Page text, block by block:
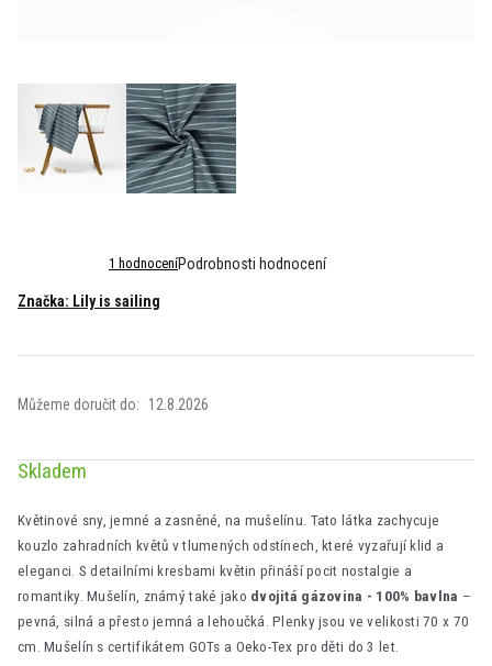
produktu
hvězdiček.
1 hodnoceníPodrobnosti hodnocení
Značka: Lily is sailing
Skladem
Můžeme doručit do: 12.8.2026
Květinové sny, jemné a zasněné, na mušelínu. Tato látka zachycuje
kouzlo zahradních květů v tlumených odstínech, které vyzařují klid a
eleganci. S detailními kresbami květin přináší pocit nostalgie a
romantiky. Mušelín, známý také jako dvojitá gázovina - 100% bavlna –
pevná, silná a přesto jemná a lehoučká.Plenky jsou ve velikosti 70 x 70
cm.Mušelín s certifikátem GOTs a Oeko-Tex pro děti do 3 let.